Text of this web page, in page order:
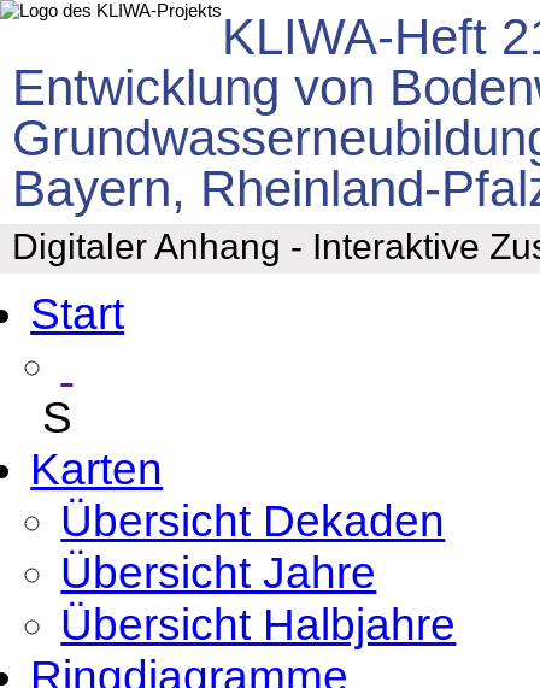
KLIWA-Heft
Entwicklung von
Bayern, Rheinland-
Digitaler Anhang - Interaktive
Start
S
Karten
Übersicht Dekaden
Übersicht Jahre
Übersicht Halbjahre
Ringdiagramme